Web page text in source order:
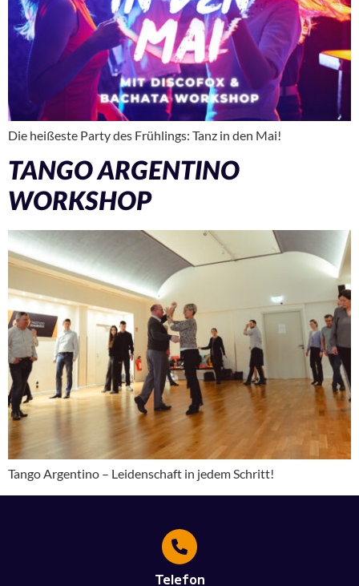
Die heißeste Party des Frühlings: Tanz in den Mai!
TANGO ARGENTINO
WORKSHOP
Tango Argentino – Leidenschaft in jedem Schritt!
Telefon